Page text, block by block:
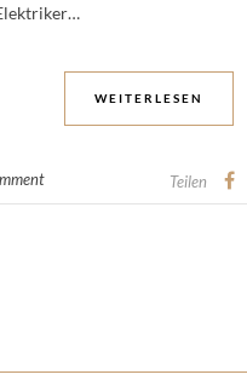
WEITERLESEN
Teilen